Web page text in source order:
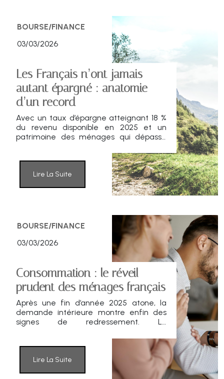
BOURSE/FINANCE
03/03/2026
Les Français n’ont jamais
autant épargné : anatomie
d’un record
Avec un taux d’épargne atteignant 18 %
du revenu disponible en 2025 et un
patrimoine des ménages qui dépasse
France bat ses propres records. Derrière
les chiffres, un mélange d’inquiétude
face à l’avenir, de vieillissement
démographique et de réflexe
patrimonial profondément ancré dans la
Lire La Suite
BOURSE/FINANCE
03/03/2026
Consommation : le réveil
prudent des ménages français
Après une fin d’année 2025 atone, la
demande intérieure montre enfin des
signes de redressement. La
en janvier, tandis que la confiance
progresse en février. Un frémissement
encourageant pour la croissance 2026,
même si l’inquiétude sur l’emploi
Lire La Suite